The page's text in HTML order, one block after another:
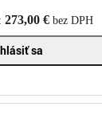
273,00 € bez DPH
sa